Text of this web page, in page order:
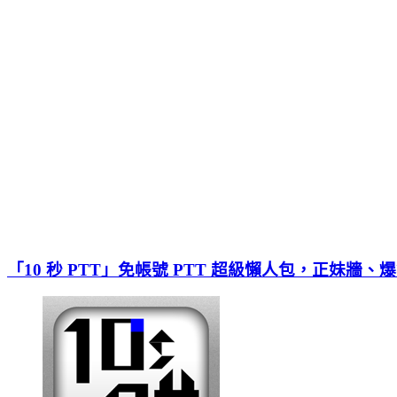
「10 秒 PTT」免帳號 PTT 超級懶人包，正妹牆、